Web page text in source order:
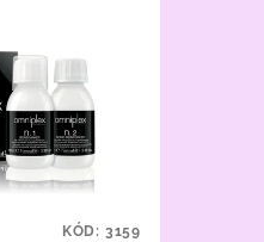
KÓD: 3159